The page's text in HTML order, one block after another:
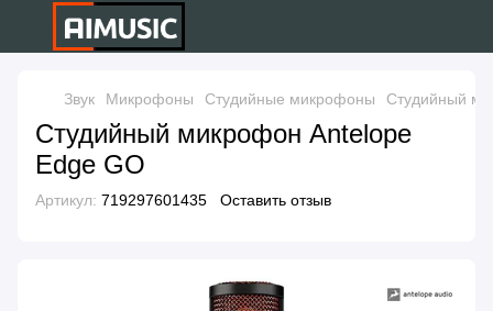
Звук Микрофоны Студийные микрофоны Студийный
Студийный микрофон Antelope
Edge GO
Артикул: 719297601435 Оставить отзыв